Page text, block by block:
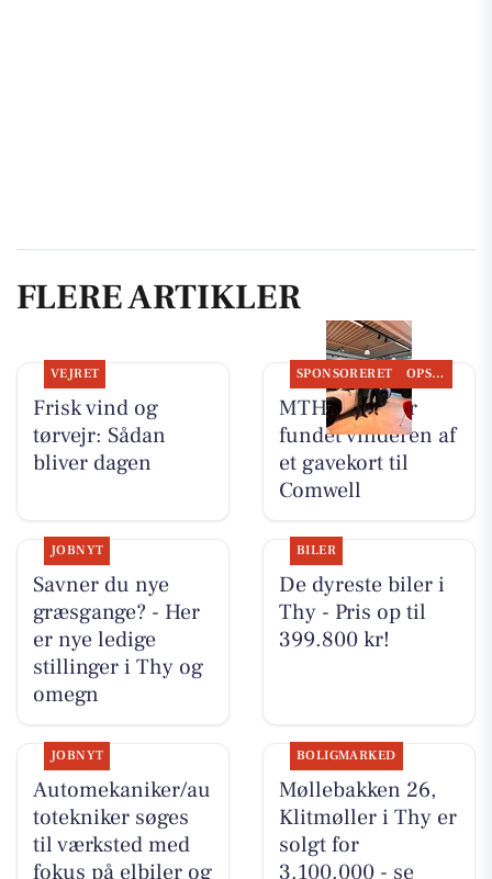
FLERE ARTIKLER
VEJRET
Frisk vind og
tørvejr: Sådan
bliver dagen
SPONSORERET OPSLAGSTAVLEN
MTH Biler har
fundet vinderen af
et gavekort til
Comwell
JOBNYT
Savner du nye
græsgange? - Her
er nye ledige
stillinger i Thy og
omegn
BILER
De dyreste biler i
Thy - Pris op til
399.800 kr!
JOBNYT
Automekaniker/au
totekniker søges
til værksted med
fokus på elbiler og
BOLIGMARKED
Møllebakken 26,
Klitmøller i Thy er
solgt for
3.100.000 - se